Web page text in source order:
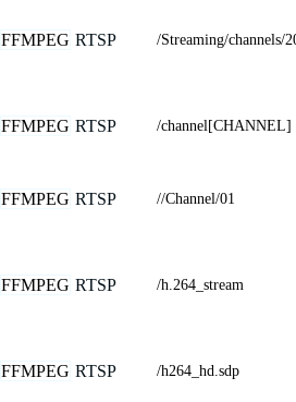
FFMPEG RTSP /Streaming/channels/
FFMPEG RTSP /channel[CHANNEL]
FFMPEG RTSP //Channel/01
FFMPEG RTSP /h.264_stream
FFMPEG RTSP /h264_hd.sdp